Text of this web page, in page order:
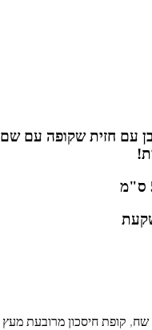
עם חזית שקופה עם שם
, קופת חיסכון מרובעת מעץ 28 שח